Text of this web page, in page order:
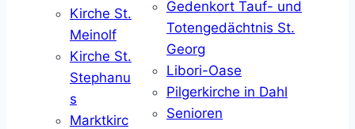
Kirche St.
Meinolf
Kirche St.
Stephanu
s
Marktkirc
Gedenkort Tauf- und
Totengedächtnis St.
Georg
Libori-Oase
Pilgerkirche in Dahl
Senioren